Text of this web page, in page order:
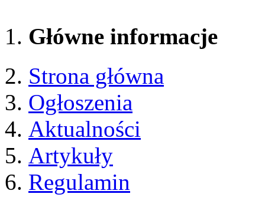
Główne informacje
Strona główna
Ogłoszenia
Aktualności
Artykuły
Regulamin